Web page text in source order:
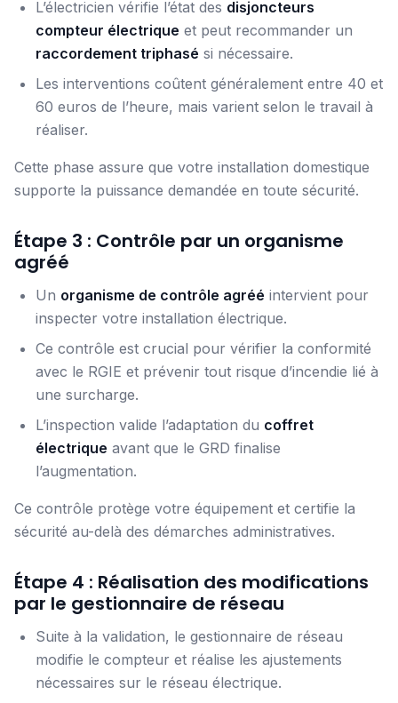
L’électricien vérifie l’état des disjoncteurs
compteur électrique et peut recommander un
raccordement triphasé si nécessaire.
Les interventions coûtent généralement entre 40 et
60 euros de l’heure, mais varient selon le travail à
réaliser.
Cette phase assure que votre installation domestique
supporte la puissance demandée en toute sécurité.
Étape 3 : Contrôle par un organisme
agréé
Un organisme de contrôle agréé intervient pour
inspecter votre installation électrique.
Ce contrôle est crucial pour vérifier la conformité
avec le RGIE et prévenir tout risque d’incendie lié à
une surcharge.
L’inspection valide l’adaptation du coffret
électrique avant que le GRD finalise
l’augmentation.
Ce contrôle protège votre équipement et certifie la
sécurité au-delà des démarches administratives.
Étape 4 : Réalisation des modifications
par le gestionnaire de réseau
Suite à la validation, le gestionnaire de réseau
modifie le compteur et réalise les ajustements
nécessaires sur le réseau électrique.